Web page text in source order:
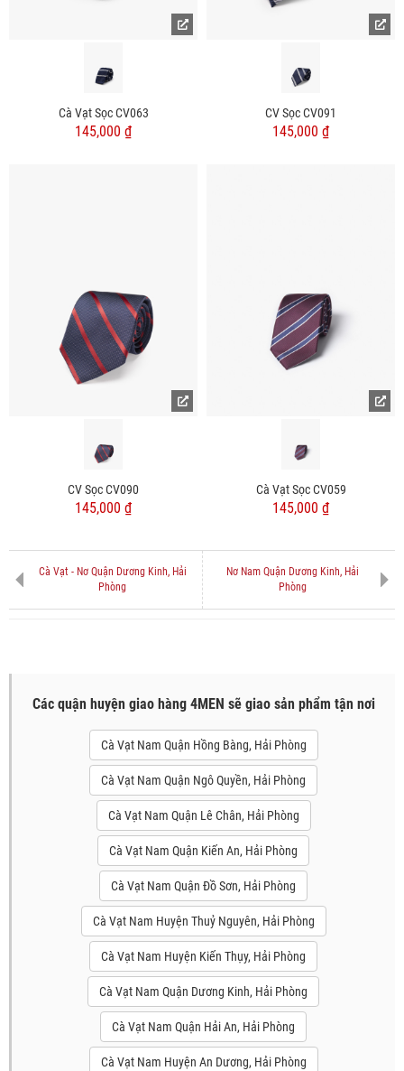
Cà Vạt Sọc CV063
145,000 ₫
CV Sọc CV091
145,000 ₫
CV Sọc CV090
145,000 ₫
Cà Vạt Sọc CV059
145,000 ₫
Cà Vạt - Nơ Quận Dương Kinh, Hải
Phòng
Nơ Nam Quận Dương Kinh, Hải
Phòng
Các quận huyện giao hàng 4MEN sẽ giao sản phẩm tận nơi
Cà Vạt Nam Quận Hồng Bàng, Hải Phòng
Cà Vạt Nam Quận Ngô Quyền, Hải Phòng
Cà Vạt Nam Quận Lê Chân, Hải Phòng
Cà Vạt Nam Quận Kiến An, Hải Phòng
Cà Vạt Nam Quận Đồ Sơn, Hải Phòng
Cà Vạt Nam Huyện Thuỷ Nguyên, Hải Phòng
Cà Vạt Nam Huyện Kiến Thụy, Hải Phòng
Cà Vạt Nam Quận Dương Kinh, Hải Phòng
Cà Vạt Nam Quận Hải An, Hải Phòng
Cà Vạt Nam Huyện An Dương, Hải Phòng